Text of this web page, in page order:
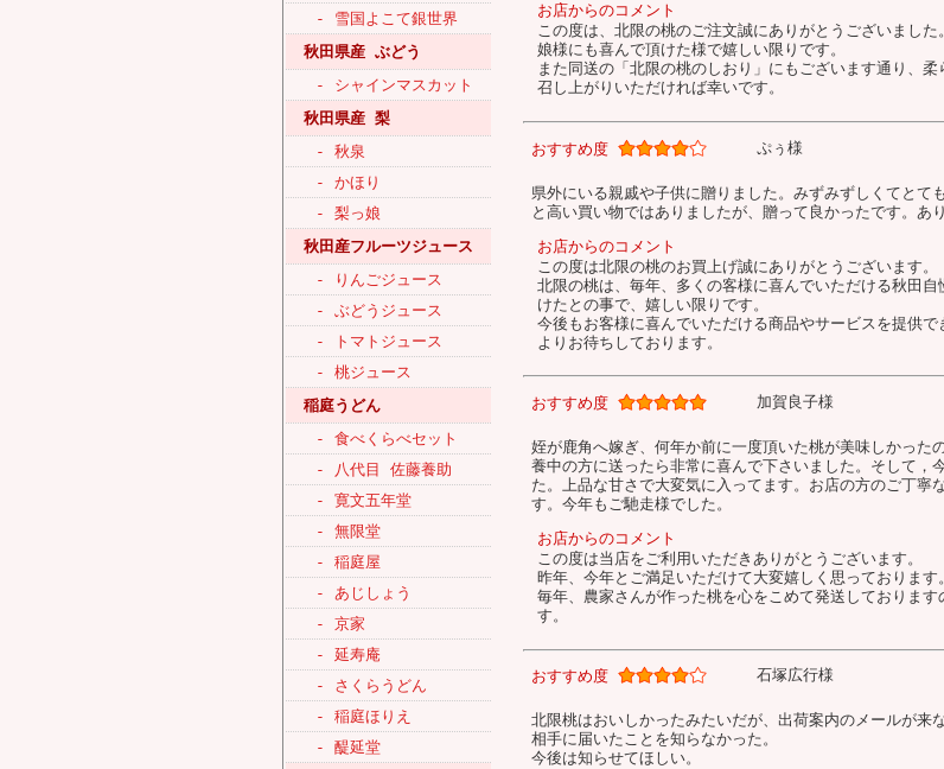
- 雪国よこて銀世界
秋田県産 ぶどう
- シャインマスカット
秋田県産 梨
- 秋泉
- かほり
- 梨っ娘
秋田産フルーツジュース
- りんごジュース
- ぶどうジュース
- トマトジュース
- 桃ジュース
稲庭うどん
- 食べくらべセット
- 八代目 佐藤養助
- 寛文五年堂
- 無限堂
- 稲庭屋
- あじしょう
- 京家
- 延寿庵
- さくらうどん
- 稲庭ほりえ
- 醍延堂
お店からのコメント
この度は、北限の桃のご注文誠にありがとうございました。
娘様にも喜んで頂けた様で嬉しい限りです。
また同送の「北限の桃のしおり」にもございます通り、
召し上がりいただければ幸いです。
おすすめ度 ぷぅ様
県外にいる親戚や子供に贈りました。みずみずしくてとて
と高い買い物ではありましたが、贈って良かったです。あ
お店からのコメント
この度は北限の桃のお買上げ誠にありがとうございます。
北限の桃は、毎年、多くの客様に喜んでいただける秋田
けたとの事で、嬉しい限りです。
今後もお客様に喜んでいただける商品やサービスを提供
よりお待ちしております。
おすすめ度 加賀良子様
姪が鹿角へ嫁ぎ、何年か前に一度頂いた桃が美味しかった
養中の方に送ったら非常に喜んで下さいました。そして，
た。上品な甘さで大変気に入ってます。お店の方のご丁寧
す。今年もご馳走様でした。
お店からのコメント
この度は当店をご利用いただきありがとうございます。
昨年、今年とご満足いただけて大変嬉しく思っております。
毎年、農家さんが作った桃を心をこめて発送しておりま
す。
おすすめ度 石塚広行様
北限桃はおいしかったみたいだが、出荷案内のメールが来
相手に届いたことを知らなかった。
今後は知らせてほしい。